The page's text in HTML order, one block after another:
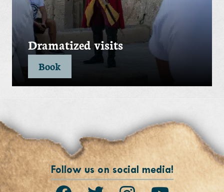
Dramatized visits
Book
Follow us on social media!